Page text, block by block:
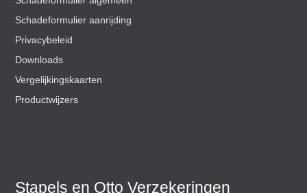
Stapels en Otto Verzekeringen
Schadeformulier aanrijding
Privacybeleid
Downloads
Vergelijkingskaarten
Productwijzers